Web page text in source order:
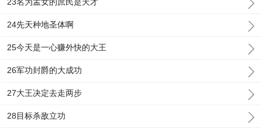
24先天种地圣体啊
25今天是一心赚外快的大王
26军功封爵的大成功
27大王决定去走两步
28目标杀敌立功